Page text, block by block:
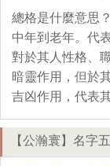
總格是什麼意思
中年到老年。代
對於其人性格、
暗靈作用，但於
吉凶作用，代表
【公瀚寰】名字